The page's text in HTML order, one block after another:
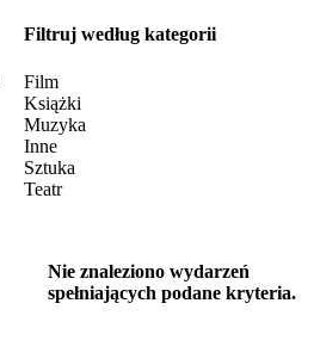
Filtruj według kategorii
Film
Książki
Muzyka
Inne
Sztuka
Teatr
Nie znaleziono wydarzeń
spełniających podane kryteria.